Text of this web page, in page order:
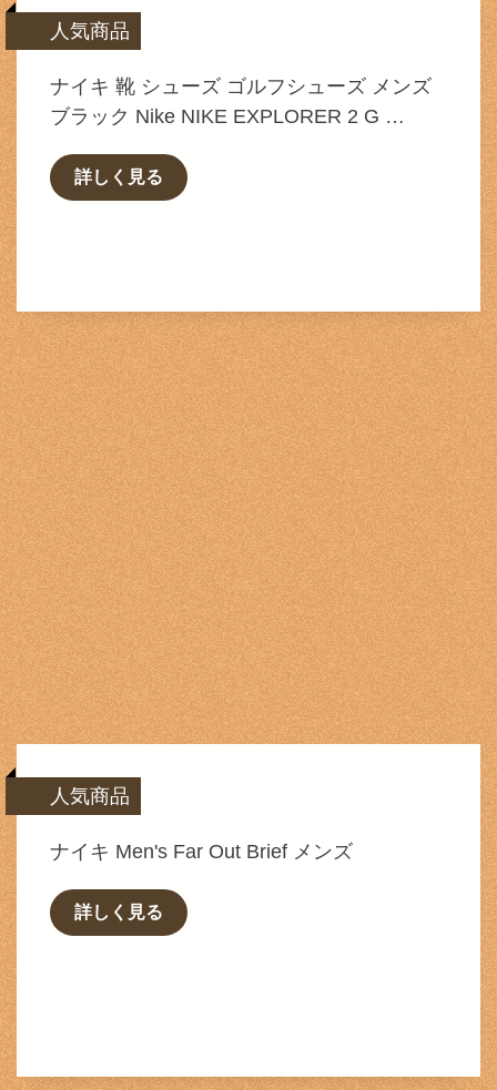
人気商品
ナイキ 靴 シューズ ゴルフシューズ メンズ
ブラック Nike NIKE EXPLORER 2 G …
詳しく見る
人気商品
ナイキ Men's Far Out Brief メンズ
詳しく見る